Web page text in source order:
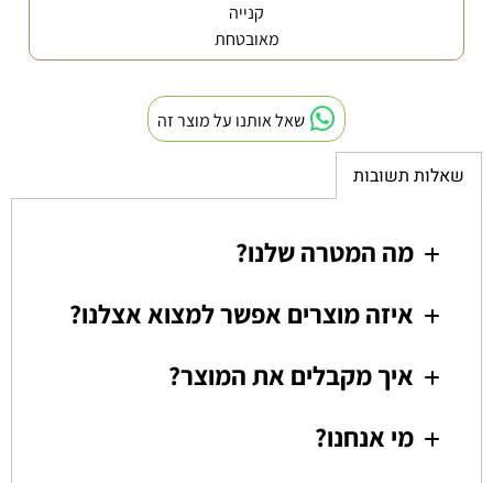
קנייה
מאובטחת
שאל אותנו על מוצר זה
שאלות תשובות
מה המטרה שלנו?
איזה מוצרים אפשר למצוא אצלנו?
איך מקבלים את המוצר?
מי אנחנו?